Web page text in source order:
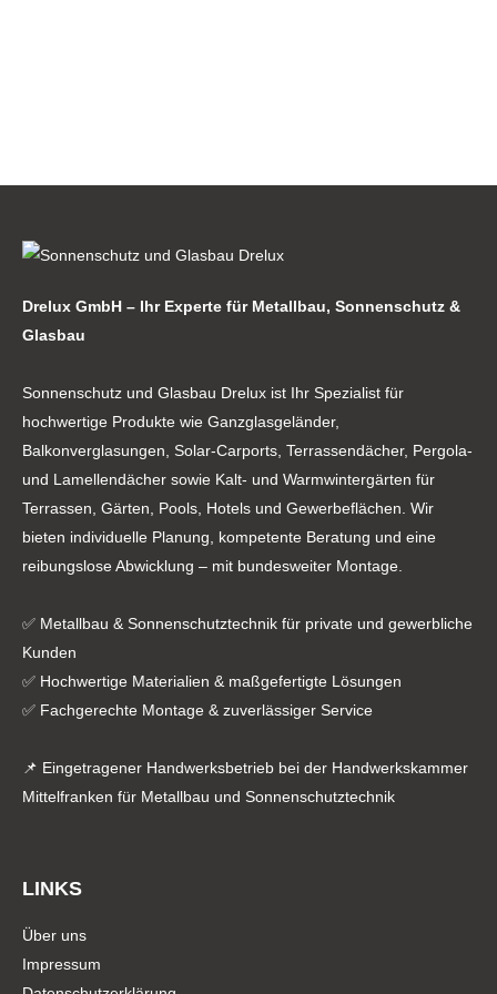
Drelux GmbH – Ihr Experte für Metallbau, Sonnenschutz &
Glasbau
Sonnenschutz und Glasbau Drelux ist Ihr Spezialist für
hochwertige Produkte wie Ganzglasgeländer,
Balkonverglasungen, Solar-Carports, Terrassendächer, Pergola-
und Lamellendächer sowie Kalt- und Warmwintergärten für
Terrassen, Gärten, Pools, Hotels und Gewerbeflächen. Wir
bieten individuelle Planung, kompetente Beratung und eine
reibungslose Abwicklung – mit bundesweiter Montage.
✅ Metallbau & Sonnenschutztechnik für private und gewerbliche
Kunden
✅ Hochwertige Materialien & maßgefertigte Lösungen
✅ Fachgerechte Montage & zuverlässiger Service
📌 Eingetragener Handwerksbetrieb bei der Handwerkskammer
Mittelfranken für Metallbau und Sonnenschutztechnik
LINKS
Über uns
Impressum